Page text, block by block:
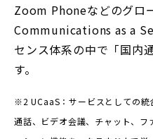
Zoom Phoneなどのグロ
Communications as a
センス体系の中で「国内
す。
※2 UCaaS：サービスとしての統
通話、ビデオ会議、チャット、